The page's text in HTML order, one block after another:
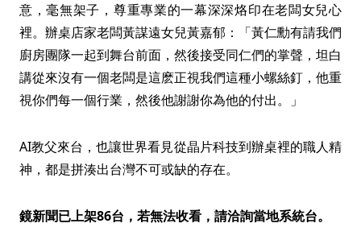
意，毫無架子，尊重專業的一幕深深烙印在老闆女兒心
裡。辦桌店家老闆黃謀遠女兒黃嘉郁：「黃仁勳有請我們
廚房團隊一起到舞台前面，然後接受同仁們的掌聲，坦白
講從來沒有一個老闆是這麽正視我們這種小螺絲釘，他重
視你們每一個行業，然後他謝謝你為他的付出。」
AI教父來台，也讓世界看見從晶片科技到辦桌裡的職人精
神，都是拼湊出台灣不可或缺的存在。
鏡新聞已上架86台，若無法收看，請洽詢當地系統台。